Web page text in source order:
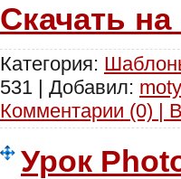
Скачать
Категория:
531 | Добавил:
Комментарии (0) |
Урок